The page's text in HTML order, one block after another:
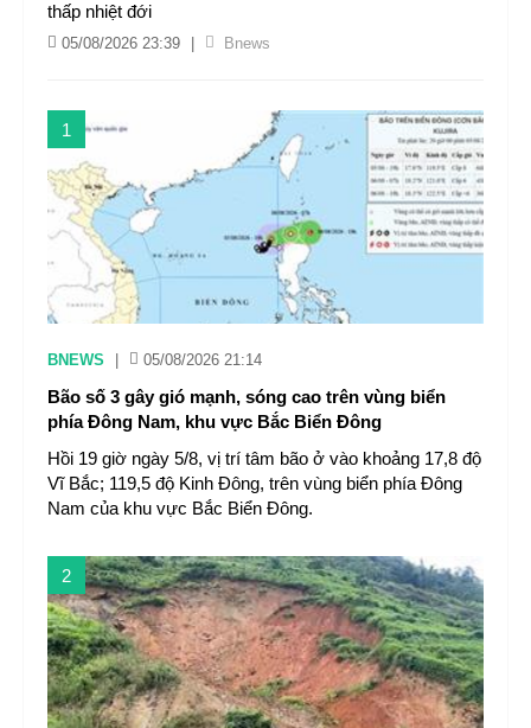
thấp nhiệt đới
05/08/2026 23:39 Bnews
1
BNEWS 05/08/2026 21:14
Bão số 3 gây gió mạnh, sóng cao trên vùng biển
phía Đông Nam, khu vực Bắc Biển Đông
Hồi 19 giờ ngày 5/8, vị trí tâm bão ở vào khoảng 17,8 độ
Vĩ Bắc; 119,5 độ Kinh Đông, trên vùng biển phía Đông
Nam của khu vực Bắc Biển Đông.
2